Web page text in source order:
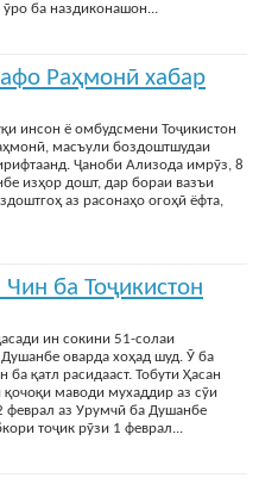
ба наздиконашон...
Раҳмонӣ хабар
инсон ё омбудсмени Тоҷикистон
масъули боздоштшудаи
Ҷаноби Ализода имрӯз, 8
изҳор дошт, дар бораи вазъи
аз расонаҳо огоҳӣ ёфта,
ба Тоҷикистон
ин сокини 51-солаи
оварда хоҳад шуд. Ӯ ба
қатл расидааст. Тобути Ҳасан
маводи мухаддир аз сӯи
феврал аз Урумчӣ ба Душанбе
тоҷик рӯзи 1 феврал...